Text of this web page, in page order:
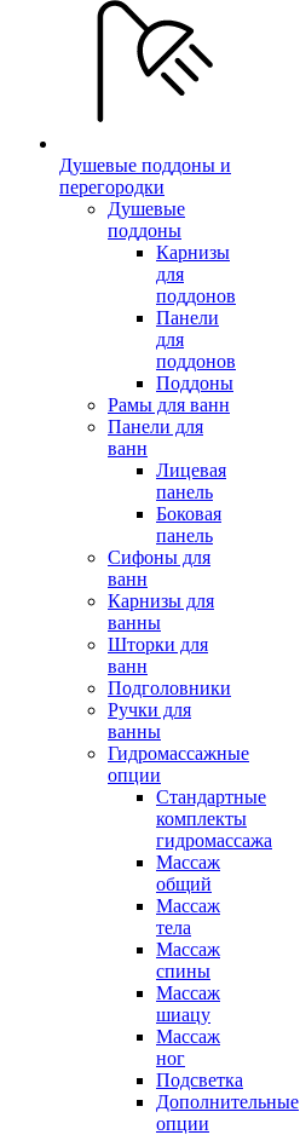
Душевые поддоны и
перегородки
Душевые
поддоны
Карнизы
для
поддонов
Панели
для
поддонов
Поддоны
Рамы для ванн
Панели для
ванн
Лицевая
панель
Боковая
панель
Сифоны для
ванн
Карнизы для
ванны
Шторки для
ванн
Подголовники
Ручки для
ванны
Гидромассажные
опции
Стандартные
комплекты
гидромассажа
Массаж
общий
Массаж
тела
Массаж
спины
Массаж
шиацу
Массаж
ног
Подсветка
Дополнительные
опции